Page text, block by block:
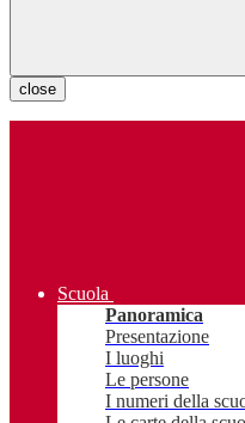
close
Scuola
Panoramica
Presentazione
I luoghi
Le persone
I numeri della